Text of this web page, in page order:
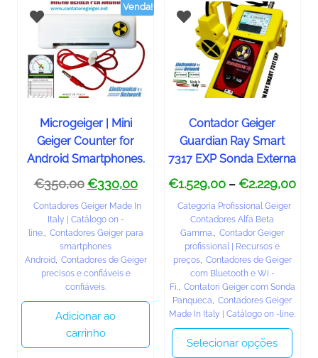
Venda!
Microgeiger | Mini
Geiger Counter for
Android Smartphones.
€350,00 €330,00
Contadores Geiger Made In
Italy | Catálogo on -
line., Contadores Geiger para
smartphones
Android, Contadores de Geiger
precisos e confiáveis ​​e
confiáveis.
Adicionar ao
carrinho
Contador Geiger
Guardian Ray Smart
7317 EXP Sonda Externa
€1.529,00 – €2.229,00
Categoria Profissional Geiger
Contadores Alfa Beta
Gamma., Contador Geiger
profissional | Recursos e
preços, Contadores de Geiger
com Bluetooth e Wi -
Fi., Contatori Geiger com Sonda
Panqueca, Contadores Geiger
Made In Italy | Catálogo on -line.
Selecionar opções